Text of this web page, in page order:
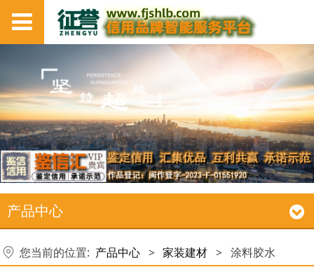
产品中心
您当前的位置: 产品中心 > 家装建材 > 涂料胶水